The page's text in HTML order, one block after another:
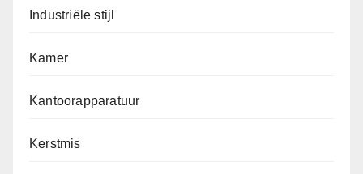
Industriële stijl
Kamer
Kantoorapparatuur
Kerstmis